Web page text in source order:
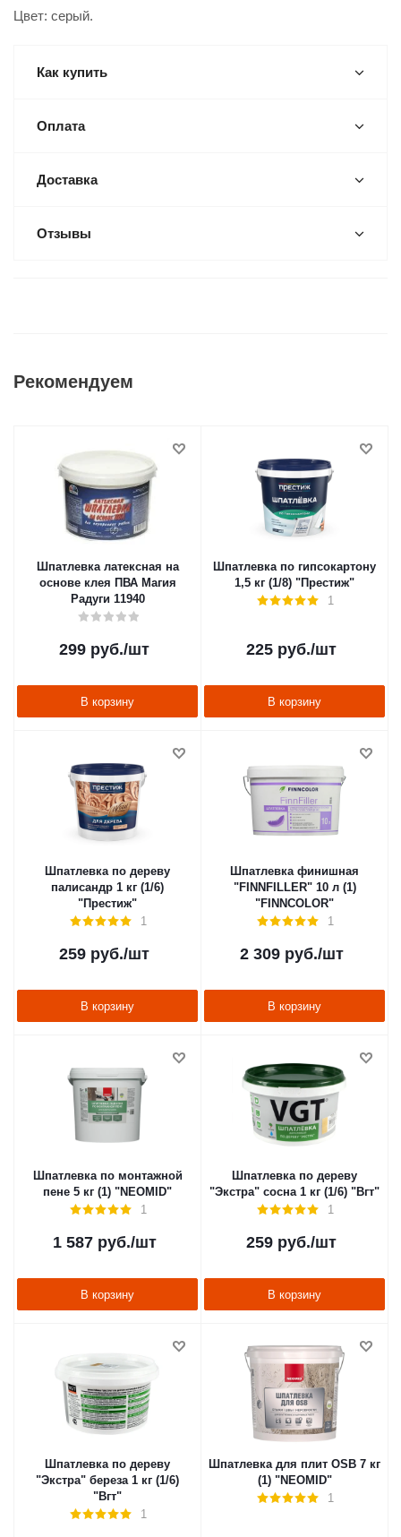
Цвет: серый.
Как купить
Оплата
Доставка
Отзывы
Рекомендуем
Шпатлевка латексная на
основе клея ПВА Магия
Радуги 11940
299 руб./шт
В корзину
Шпатлевка по гипсокартону
1,5 кг (1/8) "Престиж"
1
225 руб./шт
В корзину
Шпатлевка по дереву
палисандр 1 кг (1/6)
"Престиж"
1
259 руб./шт
В корзину
Шпатлевка финишная
"FINNFILLER" 10 л (1)
"FINNCOLOR"
1
2 309руб./шт
В корзину
Шпатлевка по монтажной
пене 5 кг (1) "NEOMID"
1
1 587руб./шт
В корзину
Шпатлевка по дереву
"Экстра" сосна 1 кг (1/6) "Вгт"
1
259 руб./шт
В корзину
Шпатлевка по дереву
"Экстра" береза 1 кг (1/6)
"Вгт"
1
Шпатлевка для плит OSB 7 кг
(1) "NEOMID"
1